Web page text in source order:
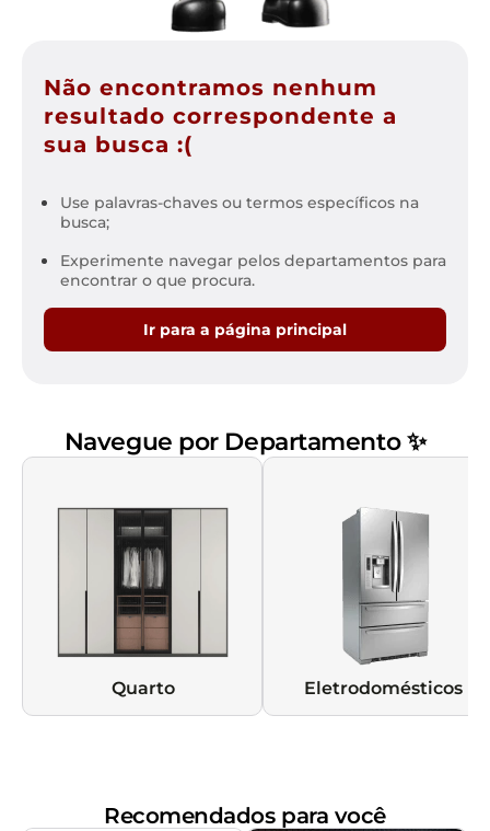
Não encontramos nenhum
resultado correspondente a
sua busca :(
Use palavras-chaves ou termos específicos na
busca;
Experimente navegar pelos departamentos para
encontrar o que procura.
Ir para a página principal
Navegue por Departamento ✨
Quarto Eletrodomésticos
Recomendados para você